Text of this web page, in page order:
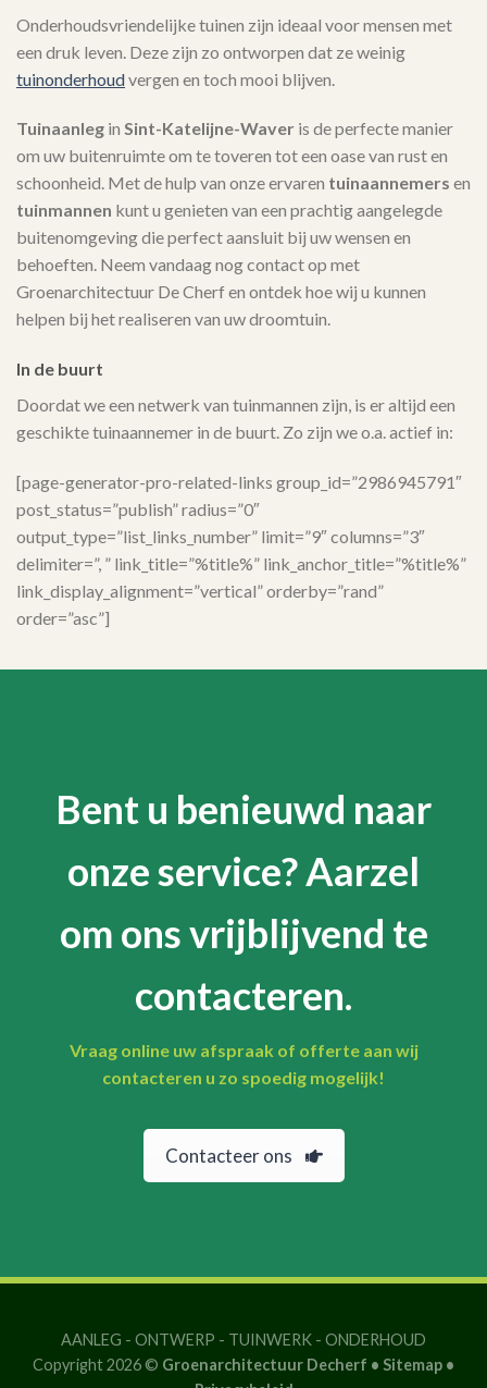
Onderhoudsvriendelijke tuinen zijn ideaal voor mensen met
een druk leven. Deze zijn zo ontworpen dat ze weinig
tuinonderhoudvergen en toch mooi blijven.
Tuinaanleg in Sint-Katelijne-Waver is de perfecte manier
om uw buitenruimte om te toveren tot een oase van rust en
schoonheid. Met de hulp van onze ervaren tuinaannemers en
tuinmannen kunt u genieten van een prachtig aangelegde
buitenomgeving die perfect aansluit bij uw wensen en
behoeften. Neem vandaag nog contact op met
Groenarchitectuur De Cherf en ontdek hoe wij u kunnen
helpen bij het realiseren van uw droomtuin.
In de buurt
Doordat we een netwerk van tuinmannen zijn, is er altijd een
geschikte tuinaannemer in de buurt. Zo zijn we o.a. actief in:
[page-generator-pro-related-links group_id=”2986945791″
post_status=”publish” radius=”0″
output_type=”list_links_number” limit=”9″ columns=”3″
delimiter=”, ” link_title=”%title%” link_anchor_title=”%title%”
link_display_alignment=”vertical” orderby=”rand”
order=”asc”]
Bent u benieuwd naar
onze service? Aarzel
om ons vrijblijvend te
contacteren.
Vraag online uw afspraak of offerte aan wij
contacteren u zo spoedig mogelijk!
Contacteer ons
AANLEG - ONTWERP - TUINWERK - ONDERHOUD
Copyright 2026 © Groenarchitectuur Decherf • Sitemap •